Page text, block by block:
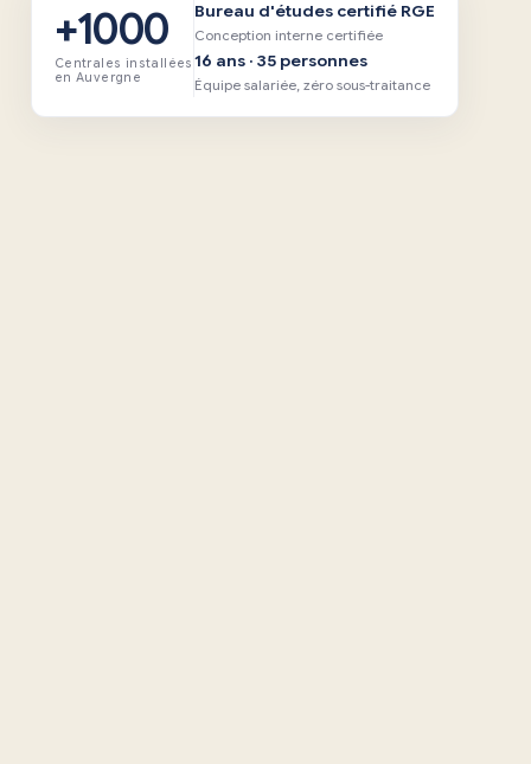
+1000
Centrales installées
en Auvergne
Bureau d'études certifié RGE
Conception interne certifiée
16 ans · 35 personnes
Équipe salariée, zéro sous-traitance